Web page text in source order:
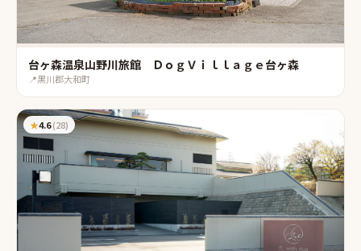
台ヶ森温泉山野川旅館 ＤｏｇＶｉｌｌａｇｅ台ヶ森
📍黒川郡大和町
★4.6(28)